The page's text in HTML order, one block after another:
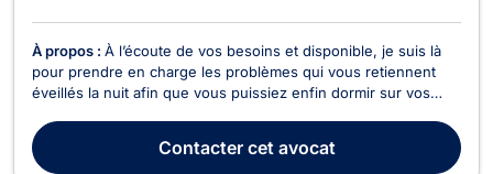
À propos : À l’écoute de vos besoins et disponible, je suis là
pour prendre en charge les problèmes qui vous retiennent
éveillés la nuit afin que vous puissiez enfin dormir sur vos
Contactercet avocat